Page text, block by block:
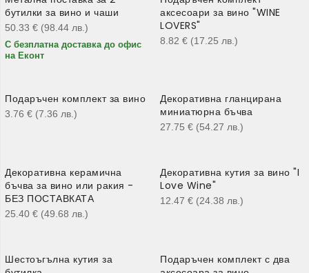
бутилки за вино и чаши
50.33 € (98.44 лв. )
С безплатна доставка до офис
на Еконт
аксесоари за вино "WINE
LOVERS"
8.82 € (17.25 лв. )
Подаръчен комплект за вино
3.76 € (7.36 лв. )
Декоративна гланцирана
миниатюрна бъчва
27.75 € (54.27 лв. )
Декоративна керамична
бъчва за вино или ракия -
БЕЗ ПОСТАВКАТА
25.40 € (49.68 лв. )
Декоративна кутия за вино "I
Love Wine"
12.47 € (24.38 лв. )
Шестоъгълна кутия за
Подаръчен комплект с два